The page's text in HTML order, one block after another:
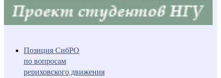
Позиция СибРО
по вопросам
рериховского движения